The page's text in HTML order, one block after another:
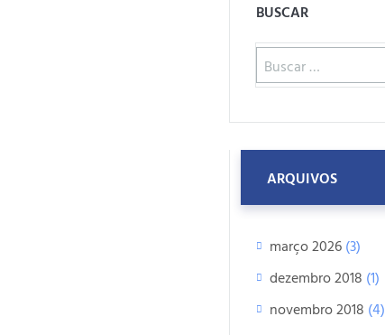
BUSCAR
ARQUIVOS
março 2026(3)
dezembro 2018 (1)
novembro 2018 (4)